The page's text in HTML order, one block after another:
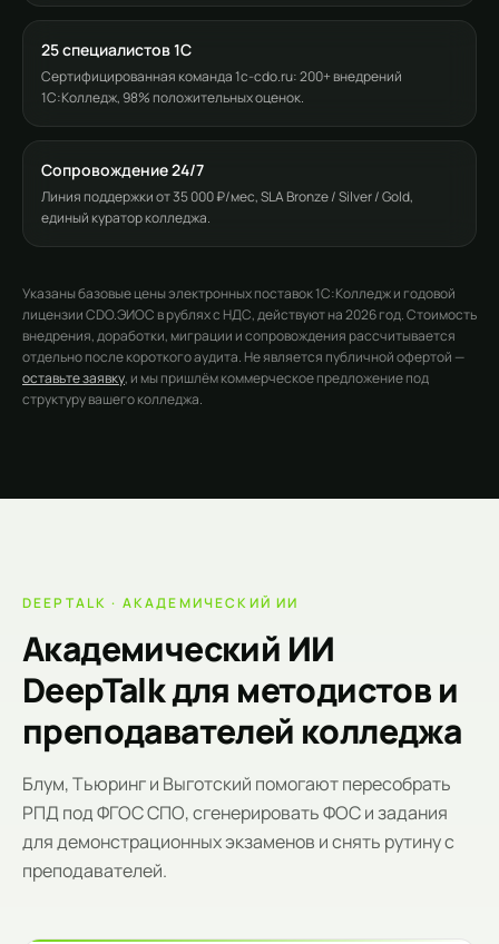
25 специалистов 1С
Сертифицированная команда 1c-cdo.ru: 200+ внедрений
1С:Колледж, 98% положительных оценок.
Сопровождение 24/7
Линия поддержки от 35 000 ₽/мес, SLA Bronze / Silver / Gold,
единый куратор колледжа.
Указаны базовые цены электронных поставок 1С:Колледж и годовой
лицензии CDO.ЭИОС в рублях с НДС, действуют на 2026 год. Стоимость
внедрения, доработки, миграции и сопровождения рассчитывается
отдельно после короткого аудита. Не является публичной офертой —
оставьте заявку, и мы пришлём коммерческое предложение под
структуру вашего колледжа.
DEEPTALK · АКАДЕМИЧЕСКИЙ ИИ
Академический ИИ
DeepTalk для методистов и
преподавателей колледжа
Блум, Тьюринг и Выготский помогают пересобрать
РПД под ФГОС СПО, сгенерировать ФОС и задания
для демонстрационных экзаменов и снять рутину с
преподавателей.